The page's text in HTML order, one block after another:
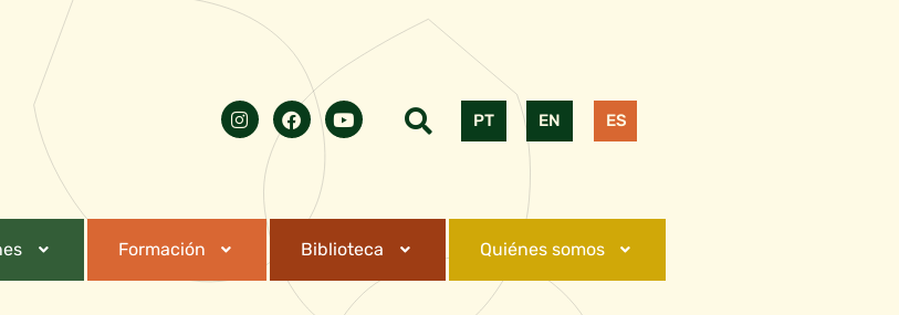
PT EN ES
Formación Biblioteca Quiénes somos